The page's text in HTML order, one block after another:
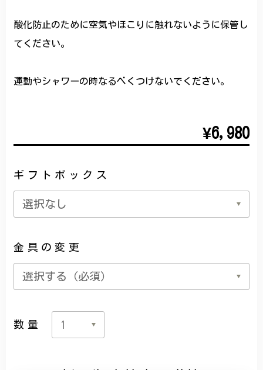
酸化防止のために空気やほこりに触れないように保管し
てください。
運動やシャワーの時なるべくつけないでください。
¥6,980
ギフトボックス
金具の変更
数量